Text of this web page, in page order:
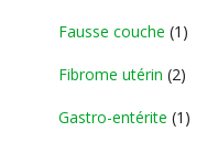
Fausse couche (1)
Fibrome utérin (2)
Gastro-entérite (1)